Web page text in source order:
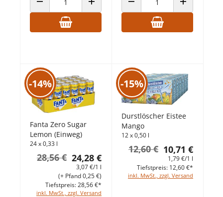
ANZAHL VERRINGERNANZAHL ERHÖHENANZAHL VERRINGERNANZAHL
-14%
Fanta Zero Sugar
Lemon (Einweg)
24 x 0,33 l
24,28 €
28,56 €
3,07 €/1 l
inkl. MwSt., zzgl. Versand
(+ Pfand 0,25 €)
Tiefstpreis: 28,56 €*
-15%
Durstlöscher Eistee
Mango
12 x 0,50 l
10,71 €
12,60 €
1,79 €/1 l
inkl. MwSt., zzgl. Versand
Tiefstpreis: 12,60 €*